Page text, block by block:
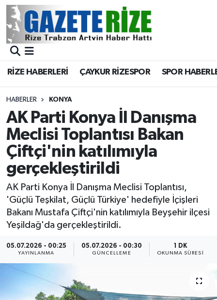
RİZE HABERLERİ ÇAYKUR RİZESPOR SPOR
HABERLER KONYA
AK Parti Konya İl Danışma
Meclisi Toplantısı Bakan
Çiftçi'nin katılımıyla
gerçekleştirildi
AK Parti Konya İl Danışma Meclisi Toplantısı,
'Güçlü Teşkilat, Güçlü Türkiye' hedefiyle İçişleri
Bakanı Mustafa Çiftçi'nin katılımıyla Beyşehir ilçesi
Yeşildağ'da gerçekleştirildi.
05.07.2026 - 00:25
YAYINLANMA
05.07.2026 - 00:30
GÜNCELLEME
1 DK
OKUNMA SÜRESI
BÖLGEMİZ
Asayiş
Rize Jandarma Komutanlığı
Bilim Teknoloji
Bölge
Advertising news
Canlı Maç
Dış Haberler
Dünya
Merkez Nöbetçi Eczaneler
Merkez Trafik Yoğunluk Haritası
Süper Lig Puan Durumu ve Fikstür
Tüm Manşetler
Son Dakika Haberleri
Haber Arşivi